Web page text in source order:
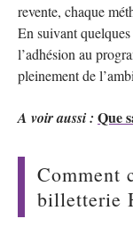
revente, chaque
En suivant
l’adhésion au
pleinement de
A voir aussi : Que
Comment
billetterie